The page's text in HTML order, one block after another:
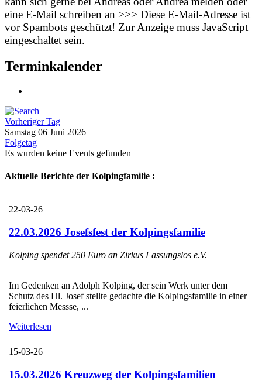
eine E-Mail schreiben an >>> Diese E-Mail-Adresse ist
vor Spambots geschützt! Zur Anzeige muss JavaScript
eingeschaltet sein.
Terminkalender
Vorheriger Tag
Samstag 06 Juni 2026
Folgetag
Es wurden keine Events gefunden
Aktuelle Berichte der Kolpingfamilie :
22-03-26
22.03.2026 Josefsfest der Kolpingsfamilie
Kolping spendet 250 Euro an Zirkus Fassungslos e.V.
Im Gedenken an Adolph Kolping, der sein Werk unter dem
Schutz des Hl. Josef stellte gedachte die Kolpingsfamilie in einer
feierlichen Messse, ...
Weiterlesen
15-03-26
15.03.2026 Kreuzweg der Kolpingsfamilien